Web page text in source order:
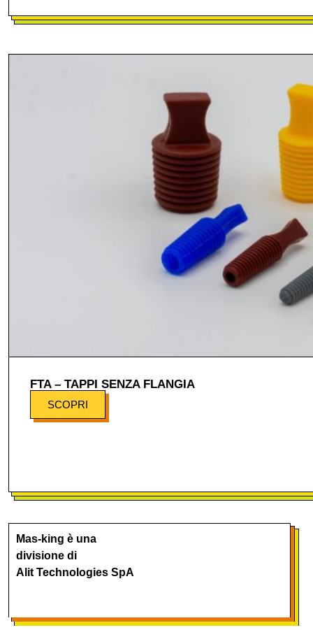
FTA – TAPPI SENZA FLANGIA
SCOPRI
Mas-king è una
divisione di
Alit Technologies SpA